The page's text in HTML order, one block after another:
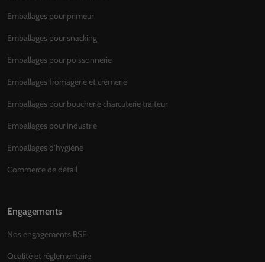
Emballages pour primeur
Emballages pour snacking
Emballages pour poissonnerie
Emballages fromagerie et crèmerie
Emballages pour boucherie charcuterie traiteur
Emballages pour industrie
Emballages d’hygiène
Commerce de détail
Engagements
Nos engagements RSE
Qualité et réglementaire